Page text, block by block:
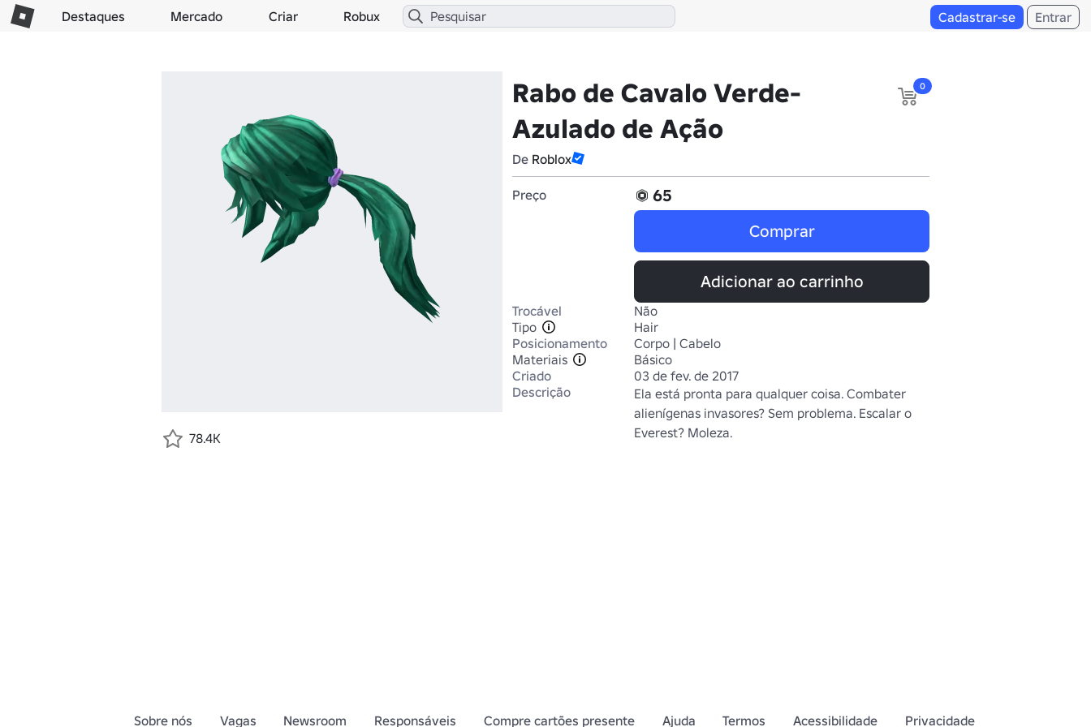
Destaques Mercado Criar Robux Cadastrar-se Entrar
Rabo de Cavalo Verde-
Azulado de Ação
De Roblox
0
Preço
65
Comprar
Adicionar ao carrinho
Trocável
Não
Tipo
Hair
Posicionamento
Corpo | Cabelo
Materiais
Básico
Criado
03 de fev. de 2017
Descrição
Ela está pronta para qualquer coisa. Combater
alienígenas invasores? Sem problema. Escalar o
Everest? Moleza.
78.4K
Sobre nós Vagas Newsroom Responsáveis Compre cartões presente Ajuda Termos Acessibilidade Privacidade